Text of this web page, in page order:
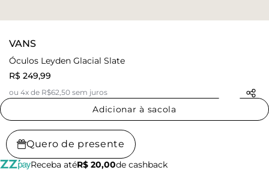
VANS
Óculos Leyden Glacial Slate
R$ 249,99
ou 4x de R$62,50 sem juros
Adicionar à sacola
Quero de presente
Receba atéR$ 20,00de cashback